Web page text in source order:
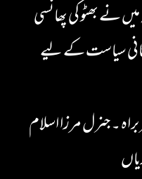
نے بھٹو کی پھانسی
سیاست کے لیے
۔ جنرل مرزا اسلام